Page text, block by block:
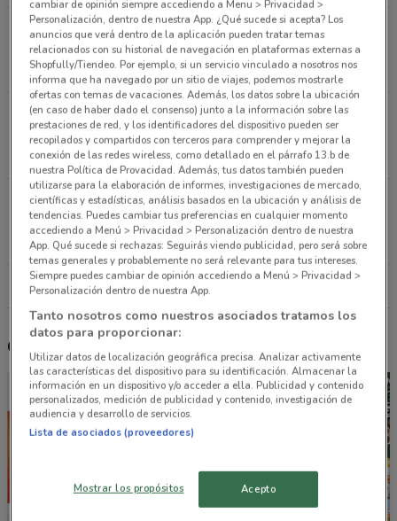
BOULEVARD XOLA 407 DEL VALLE NORTE Ciudad
De México
911 m
MAXIMINO AVILA CAMACHO 32 CIUDAD DE LOS
DEPORTES Ciudad De México
1 km
San Francisco 1621 Col. del Valle Ciudad De
México
1.1 km
Todas las tiendas Walmart
Otros catálogos cercanos
cambiar de opinión siempre accediendo a Menu > Privacidad >
Personalización, dentro de nuestra App. ¿Qué sucede si acepta? Los
anuncios que verá dentro de la aplicación pueden tratar temas
relacionados con su historial de navegación en plataformas externas a
Shopfully/Tiendeo. Por ejemplo, si un servicio vinculado a nosotros nos
informa que ha navegado por un sitio de viajes, podemos mostrarle
ofertas con temas de vacaciones. Además, los datos sobre la ubicación
(en caso de haber dado el consenso) junto a la información sobre las
prestaciones de red, y los identificadores del dispositivo pueden ser
recopilados y compartidos con terceros para comprender y mejorar la
conexión de las redes wireless, como detallado en el párrafo 13.b de
nuestra Política de Provacidad. Además, tus datos también pueden
utilizarse para la elaboración de informes, investigaciones de mercado,
científicas y estadísticas, análisis basados en la ubicación y análisis de
tendencias. Puedes cambiar tus preferencias en cualquier momento
accediendo a Menú > Privacidad > Personalización dentro de nuestra
App. Qué sucede si rechazas: Seguirás viendo publicidad, pero será sobre
temas generales y probablemente no será relevante para tus intereses.
Siempre puedes cambiar de opinión accediendo a Menú > Privacidad >
Personalización dentro de nuestra App.
Tanto nosotros como nuestros asociados tratamos los
datos para proporcionar:
Utilizar datos de localización geográfica precisa. Analizar activamente
las características del dispositivo para su identificación. Almacenar la
información en un dispositivo y/o acceder a ella. Publicidad y contenido
personalizados, medición de publicidad y contenido, investigación de
audiencia y desarrollo de servicios.
Lista de asociados (proveedores)
Mostrar los propósitos Acepto